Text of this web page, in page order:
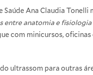
SaúdeAna Claudia Tonelli
entre anatomia e fisiologia
com minicursos,
ultrassom para outras